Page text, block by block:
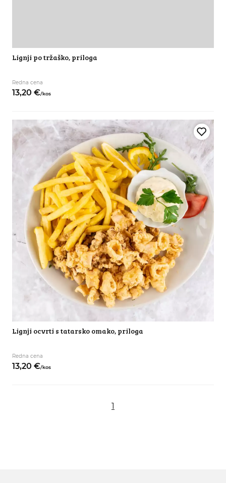
Lignji po tržaško, priloga
Redna cena
13,20 €/kos
Lignji ocvrti s tatarsko omako, priloga
Redna cena
13,20 €/kos
1